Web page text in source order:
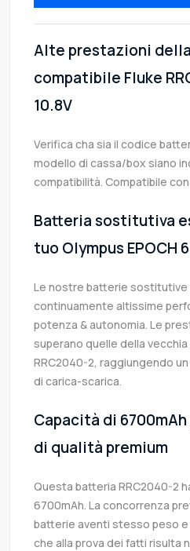
Alte prestazioni
compatibile Fluke
10.8V
Verifica cha sia il codice
modello di cassa/box siano
compatibilità. Compatibile
Batteria sostitutiva
tuo Olympus EPOCH
Le nostre batterie sostitutive
continuamente altissime
potenza & autonomia. Le
superano quelle della
RRC2040-2, raggiungendo
di carica-scarica.
Capacità di
di qualità premium
Questa batteria RRC2040-2
6700mAh. La concorrenza
batterie aventi stesso peso
che alla prova dei fatti risulta